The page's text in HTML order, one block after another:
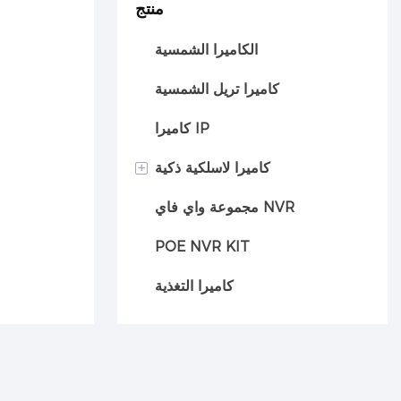
منتج
الكاميرا الشمسية
كاميرا تريل الشمسية
كاميرا IP
+ كاميرا لاسلكية ذكية
كاميرا السيارة مجموعة واي فاي NVR
POE NVR KIT
كاميرا التغذية